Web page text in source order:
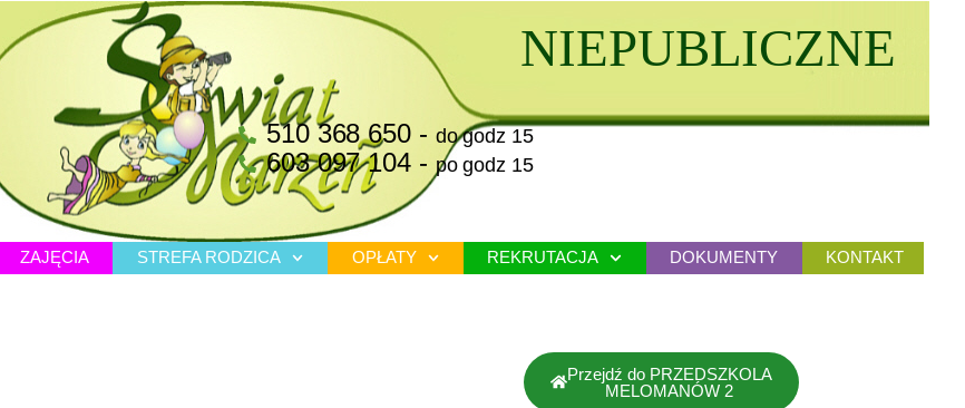
NIEPUBLICZNE
510 368 650 - do godz 15
603 097 104 - po godz 15
ZAJĘCIA STREFA RODZICA OPŁATY REKRUTACJA DOKUMENTY KONTAKT
Przejdź do PRZEDSZKOLA
MELOMANÓW 2